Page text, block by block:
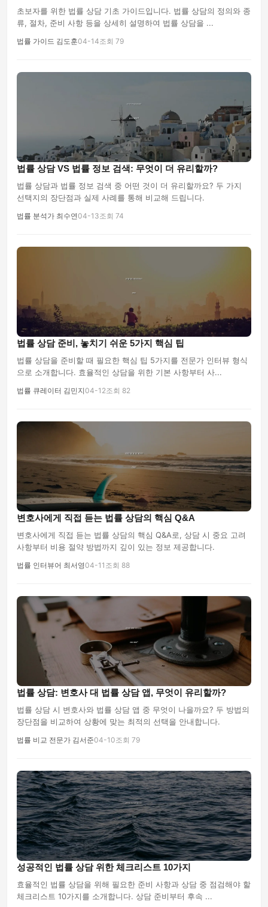
초보자를 위한 법률 상담 기초 가이드입니다. 법률 상담의 정의와 종
류, 절차, 준비 사항 등을 상세히 설명하여 법률 상담을 ...
법률 가이드 김도훈04-14조회 79
법률 상담 VS 법률 정보 검색: 무엇이 더 유리할까?
법률 상담과 법률 정보 검색 중 어떤 것이 더 유리할까요? 두 가지
선택지의 장단점과 실제 사례를 통해 비교해 드립니다.
법률 분석가 최수연04-13조회 74
법률 상담 준비, 놓치기 쉬운 5가지 핵심 팁
법률 상담을 준비할 때 필요한 핵심 팁 5가지를 전문가 인터뷰 형식
으로 소개합니다. 효율적인 상담을 위한 기본 사항부터 사...
법률 큐레이터 김민지04-12조회 82
변호사에게 직접 듣는 법률 상담의 핵심 Q&A
변호사에게 직접 듣는 법률 상담의 핵심 Q&A로, 상담 시 중요 고려
사항부터 비용 절약 방법까지 깊이 있는 정보 제공합니다.
법률 인터뷰어 최서영04-11 조회 88
법률 상담: 변호사 대 법률 상담 앱, 무엇이 유리할까?
법률 상담 시 변호사와 법률 상담 앱 중 무엇이 나을까요? 두 방법의
장단점을 비교하여 상황에 맞는 최적의 선택을 안내합니다.
법률 비교 전문가 김서준04-10조회 79
성공적인 법률 상담 위한 체크리스트 10가지
효율적인 법률 상담을 위해 필요한 준비 사항과 상담 중 점검해야 할
체크리스트 10가지를 소개합니다. 상담 준비부터 후속 ...